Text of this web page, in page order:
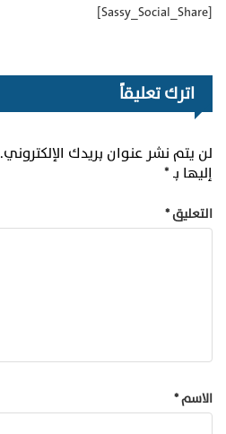
[Sassy_Social_Share]
اترك تعليقاً
لن يتم نشر عنوان بريدك الإلكتروني.
إليها بـ*
التعليق*
الاسم*